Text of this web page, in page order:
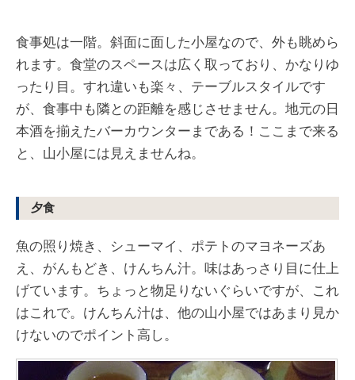
食事処は一階。斜面に面した小屋なので、外も眺めら
れます。食堂のスペースは広く取っており、かなりゆ
ったり目。すれ違いも楽々、テーブルスタイルです
が、食事中も隣との距離を感じさせません。地元の日
本酒を揃えたバーカウンターまである！ここまで来る
と、山小屋には見えませんね。
夕食
魚の照り焼き、シューマイ、ポテトのマヨネーズあ
え、がんもどき、けんちん汁。味はあっさり目に仕上
げています。ちょっと物足りないぐらいですが、これ
はこれで。けんちん汁は、他の山小屋ではあまり見か
けないのでポイント高し。